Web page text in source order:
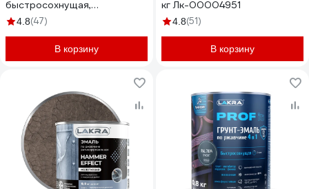
быстросохнущая,
шоколадно-коричневый, ral
4.8(47)
В корзину
кг Лк-00004951
4.8(51)
В корзину